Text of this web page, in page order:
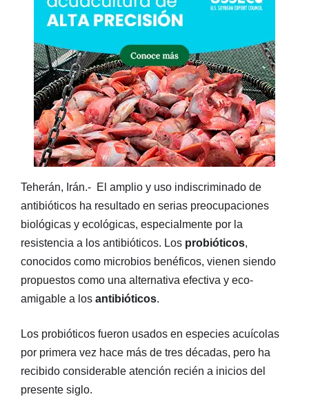
Teherán, Irán.- El amplio y uso indiscriminado de
antibióticos ha resultado en serias preocupaciones
biológicas y ecológicas, especialmente por la
resistencia a los antibióticos. Los probióticos,
conocidos como microbios benéficos, vienen siendo
propuestos como una alternativa efectiva y eco-
amigable a los antibióticos.
Los probióticos fueron usados en especies acuícolas
por primera vez hace más de tres décadas, pero ha
recibido considerable atención recién a inicios del
presente siglo.